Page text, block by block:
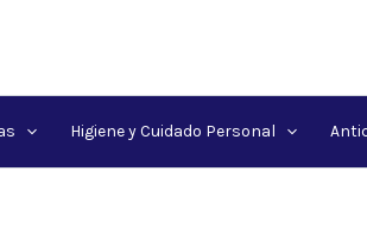
Higiene y Cuidado Personal